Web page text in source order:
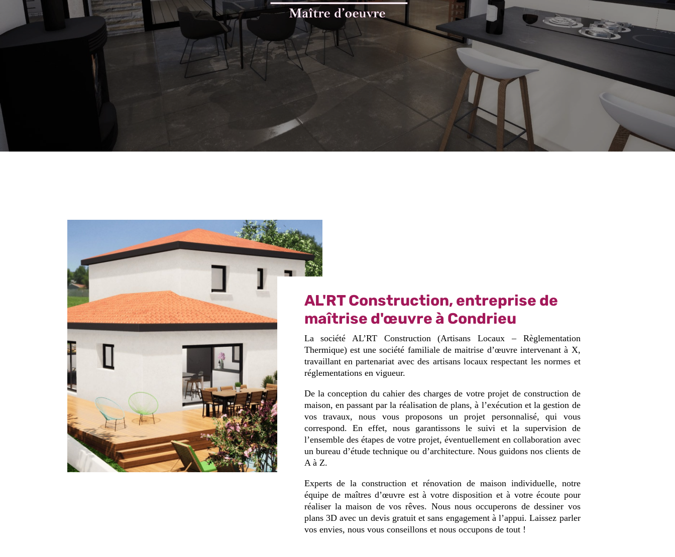
AL'RT Construction, entreprise de
maîtrise d'œuvre à Condrieu
La société AL’RT Construction (Artisans Locaux – Règlementation
Thermique) est une société familiale de maitrise d’œuvre intervenant à X,
travaillant en partenariat avec des artisans locaux respectant les normes et
réglementations en vigueur.
De la conception du cahier des charges de votre projet de construction de
maison, en passant par la réalisation de plans, à l’exécution et la gestion de
vos travaux, nous vous proposons un projet personnalisé, qui vous
correspond. En effet, nous garantissons le suivi et la supervision de
l’ensemble des étapes de votre projet, éventuellement en collaboration avec
un bureau d’étude technique ou d’architecture. Nous guidons nos clients de
A à Z.
Experts de la construction et rénovation de maison individuelle, notre
équipe de maîtres d’œuvre est à votre disposition et à votre écoute pour
réaliser la maison de vos rêves. Nous nous occuperons de dessiner vos
plans 3D avec un devis gratuit et sans engagement à l’appui. Laissez parler
vos envies, nous vous conseillons et nous occupons de tout !